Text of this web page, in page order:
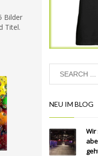
Bilder
Titel.
NEU IM BLOG
Wir